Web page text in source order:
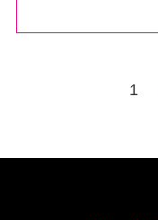
1